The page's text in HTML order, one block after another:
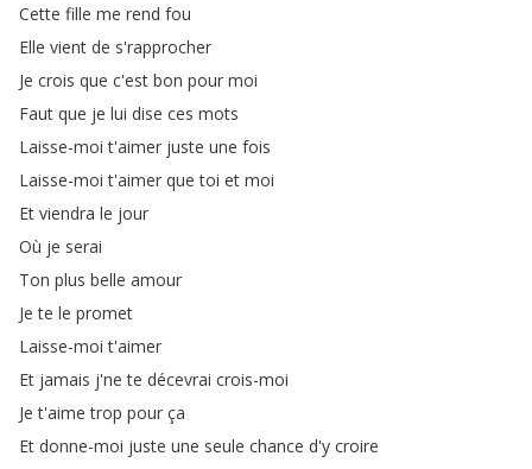
Cette fille me rend fou
Elle vient de s'rapprocher
Je crois que c'est bon pour moi
Faut que je lui dise ces mots
Laisse-moi t'aimer juste une fois
Laisse-moi t'aimer que toi et moi
Et viendra le jour
Où je serai
Ton plus belle amour
Je te le promet
Laisse-moi t'aimer
Et jamais j'ne te décevrai crois-moi
Je t'aime trop pour ça
Et donne-moi juste une seule chance d'y croire